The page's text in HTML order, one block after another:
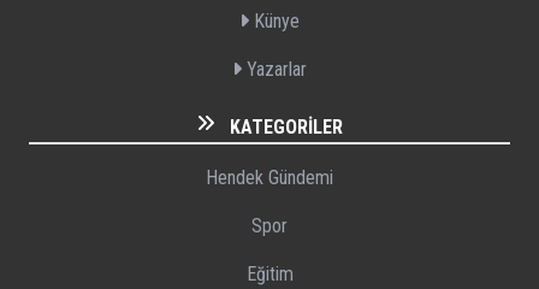
Künye
Yazarlar
KATEGORILER
Hendek Gündemi
Spor
Eğitim